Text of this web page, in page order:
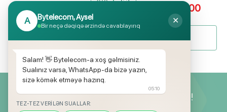
₼ 799.00 ₼ 949.00
Yeniliklərimizdən ilk siz xəbərdar olun!
A Bytelecom, Aysel
Bir neçə dəqiqə ərzində cavablayırıq
✕
Salam! 👋 Bytelecom-a xoş gəlmisiniz.
Sualınız varsa, WhatsApp-da bizə yazın,
sizə kömək etməyə hazırıq.
05:10
TEZ-TEZ VERILƏN SUALLAR: